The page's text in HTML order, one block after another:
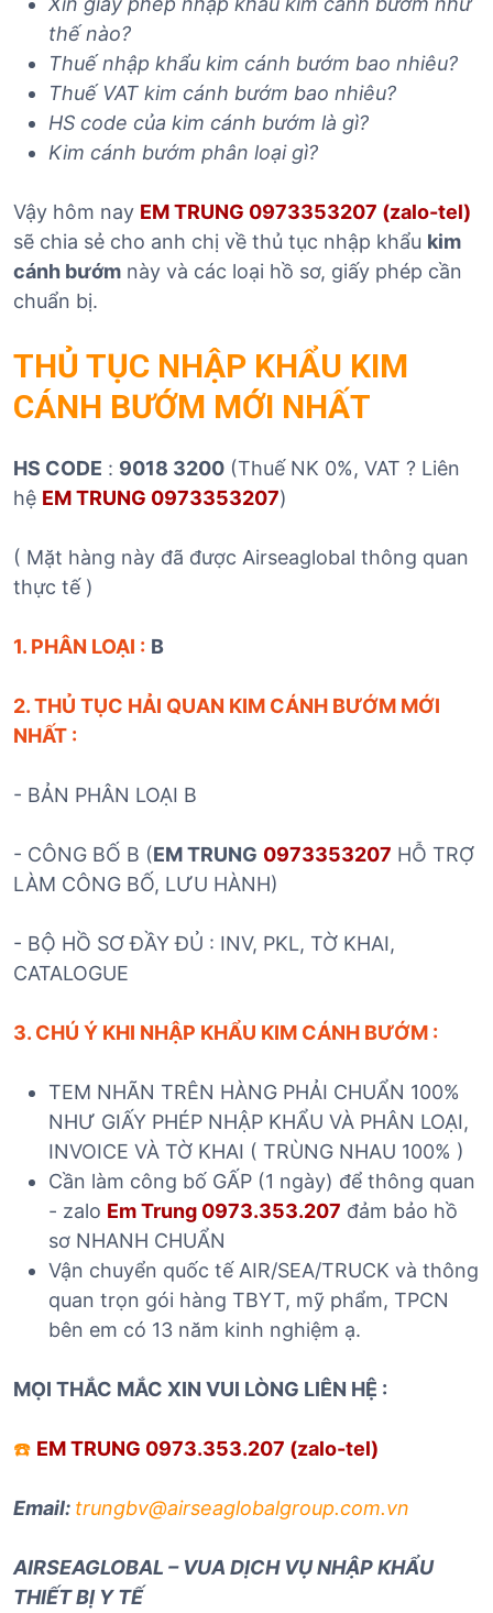
thế nào?
Thuế nhập khẩu kim cánh bướm bao nhiêu?
Thuế VAT kim cánh bướm bao nhiêu?
HS code của kim cánh bướm là gì?
Kim cánh bướm phân loại gì?
Vậy hôm nay EM TRUNG 0973353207 (zalo-tel)
sẽ chia sẻ cho anh chị về thủ tục nhập khẩu kim
cánh bướm này và các loại hồ sơ, giấy phép cần
chuẩn bị.
THỦ TỤC NHẬP KHẨU KIM
CÁNH BƯỚM MỚI NHẤT
HS CODE : 9018 3200 (Thuế NK 0%, VAT ? Liên
hệ EM TRUNG 0973353207)
( Mặt hàng này đã được Airseaglobal thông quan
thực tế )
1. PHÂN LOẠI : B
2. THỦ TỤC HẢI QUAN KIM CÁNH BƯỚM MỚI
NHẤT :
- BẢN PHÂN LOẠI B
- CÔNG BỐ B (EM TRUNG 0973353207 HỖ TRỢ
LÀM CÔNG BỐ, LƯU HÀNH)
- BỘ HỒ SƠ ĐẦY ĐỦ : INV, PKL, TỜ KHAI,
CATALOGUE
3. CHÚ Ý KHI NHẬP KHẨU KIM CÁNH BƯỚM :
TEM NHÃN TRÊN HÀNG PHẢI CHUẨN 100%
NHƯ GIẤY PHÉP NHẬP KHẨU VÀ PHÂN LOẠI,
INVOICE VÀ TỜ KHAI ( TRÙNG NHAU 100% )
Cần làm công bố GẤP (1 ngày) để thông quan
- zalo Em Trung 0973.353.207 đảm bảo hồ
sơ NHANH CHUẨN
Vận chuyển quốc tế AIR/SEA/TRUCK và thông
quan trọn gói hàng TBYT, mỹ phẩm, TPCN
bên em có 13 năm kinh nghiệm ạ.
MỌI THẮC MẮC XIN VUI LÒNG LIÊN HỆ :
☎️ EM TRUNG 0973.353.207 (zalo-tel)
Email: trungbv@airseaglobalgroup.com.vn
AIRSEAGLOBAL – VUA DỊCH VỤ NHẬP KHẨU
THIẾT BỊ Y TẾ